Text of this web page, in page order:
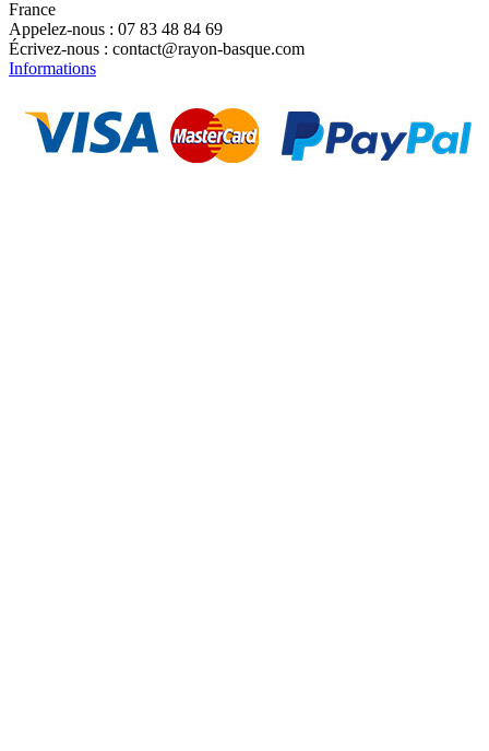
France
Appelez-nous : 07 83 48 84 69
Écrivez-nous : contact@rayon-basque.com
Informations